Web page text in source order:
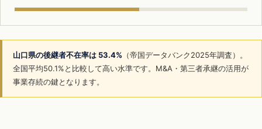
山口県の後継者不在率は 53.4% （帝国データバンク2025年調査）。
全国平均50.1%と比較して高い水準です。M&A・第三者承継の活用が
事業存続の鍵となります。